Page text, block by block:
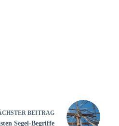
BEITRAG
Segel-Begriffe